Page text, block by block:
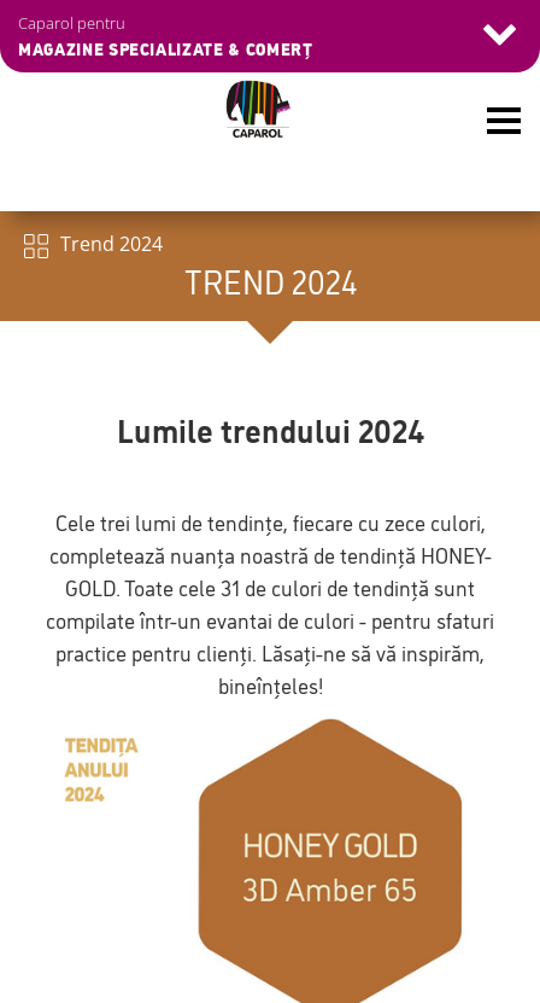
Skip
main
Caparol pentru
MAGAZINE SPECIALIZATE & COMERȚ
Meniu
Trend 2024
TREND 2024
Lumile trendului 2024
Cele trei lumi de tendințe, fiecare cu zece culori,
completează nuanța noastră de tendință HONEY-
GOLD. Toate cele 31 de culori de tendință sunt
compilate într-un evantai de culori - pentru sfaturi
practice pentru clienți. Lăsați-ne să vă inspirăm,
bineînțeles!